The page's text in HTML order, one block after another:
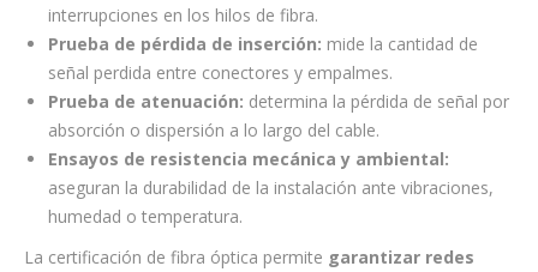
interrupciones en los hilos de fibra.
Prueba de pérdida de inserción: mide la cantidad de
señal perdida entre conectores y empalmes.
Prueba de atenuación: determina la pérdida de señal por
absorción o dispersión a lo largo del cable.
Ensayos de resistencia mecánica y ambiental:
aseguran la durabilidad de la instalación ante vibraciones,
humedad o temperatura.
La certificación de fibra óptica permite garantizar redes